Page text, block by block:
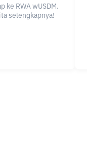
ke RWA wUSDM.
selengkapnya!